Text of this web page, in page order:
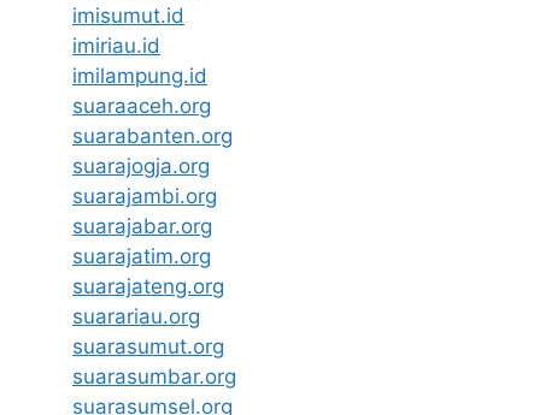
imisumut.id
imiriau.id
imilampung.id
suaraaceh.org
suarabanten.org
suarajogja.org
suarajambi.org
suarajabar.org
suarajatim.org
suarajateng.org
suarariau.org
suarasumut.org
suarasumbar.org
suarasumsel.org